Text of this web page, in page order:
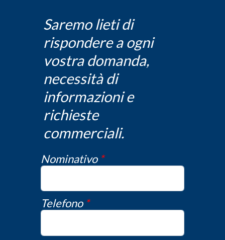
Saremo lieti di
rispondere a ogni
vostra domanda,
necessità di
informazioni e
richieste
commerciali.
Nominativo *
Telefono *